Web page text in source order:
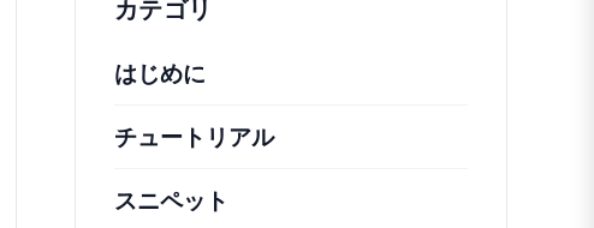
カテゴリ
はじめに
チュートリアル役立つハウツー記事やその他
スニペット